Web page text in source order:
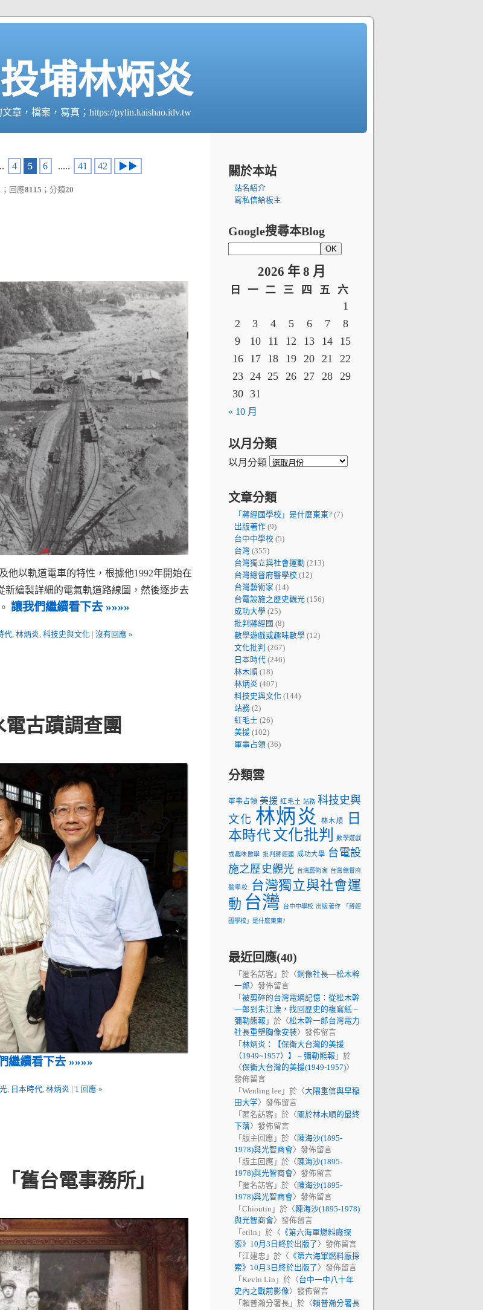
埔林炳炎
章，檔案，寫真；https://pylin.kaishao.idv.tw
4 5 6 ..... 41 42 ▶▶
；回應8115 ；分類20
他以軌道電車的特性，根據他1992年開始在
繪製詳細的電氣軌道路線圖，然後逐步去
讓我們繼續看下去 »»»»
代, 林炳炎, 科技史與文化 沒有回應 »
古蹟調查團
繼續看下去 »»»»
日本時代 林炳炎 | 1 回應 »
舊台電事務所」
關於本站
站名紹介
寫私信給板主
Google搜尋本Blog
2026 年 8 月
日 一 二 三 四 五
六
1
2
3 4 5 6 7
8
9
10 11 12 13 14
15
16
17 18 19 20 21
22
23 24 25 26 27 28 29
30 31
« 10 月
以月分類
以月分類
文章分類
「蔣經國學校」是什麼東東? (7)
出版著作 (9)
台中中學校 (5)
台灣 (355)
台灣獨立與社會運動 (213)
台灣總督府醫學校 (12)
台灣藝術家 (14)
台電設施之歷史觀光 (156)
成功大學 (25)
批判蔣經國 (8)
數學遊戲或趣味數學 (12)
文化批判 (267)
日本時代 (246)
林木順 (18)
林炳炎 (407)
科技史與文化 (144)
站務 (2)
紅毛土 (26)
美援 (102)
軍事占領 (36)
分類雲
軍事占領 美援 紅毛土 站務 科技史與
文化 林炳炎 林木順
日
本時代 文化批判 數學遊戲
或趣味數學 批判蔣經國 成功大學 台電設
施之歷史觀光 台灣藝術家 台灣總督府
醫學校
台灣獨立與社會運
動 台灣 台中中學校 出版著作 「蔣經
國學校」是什麼東東?
最近回應(40)
「 匿名訪客 」於〈銅像社長—松木幹
一郎〉發佈留言
「 被剪碎的台灣電網記憶：從松木幹
一郎到朱江淮，找回歷史的複寫紙 –
彌勒熊報 」於〈松木幹一郎台灣電力
社長重塑胸像安裝〉發佈留言
「 林炳炎：【保衛大台灣的美援
（1949~1957）】 – 彌勒熊報 」於
〈保衛大台灣的美援(1949-1957)〉
發佈留言
「 Wenling lee 」於〈大隈重信與早稲
田大学〉發佈留言
「 匿名訪客 」於〈 關於林木順的最終
下落〉發佈留言
「 版主回應 」於〈 陳海沙(1895-
1978)與光智商會〉發佈留言
「 版主回應 」於〈 陳海沙(1895-
1978)與光智商會〉發佈留言
「 匿名訪客 」於〈 陳海沙(1895-
1978)與光智商會〉發佈留言
「 Chioutin 」於〈 陳海沙(1895-1978)
與光智商會〉發佈留言
「 etlin 」於〈 《第六海軍燃料廠探
索》10月3日終於出版了 〉發佈留言
「 江建忠 」於〈 《第六海軍燃料廠探
索》10月3日終於出版了 〉發佈留言
「 Kevin Lin 」於〈台中一中八十年
史內之戰前影像〉發佈留言
「 賴普瀚分署長 」於〈賴普瀚分署長